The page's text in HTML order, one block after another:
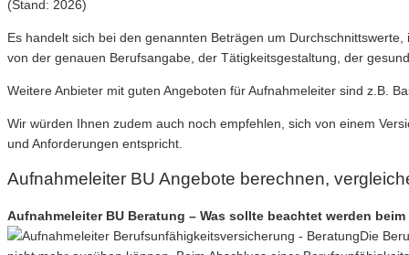
(Stand: 2026)
Es handelt sich bei den genannten Beträgen um
von der genauen Berufsangabe, der Tätigkeitsgestaltung, der
Weitere Anbieter mit guten Angeboten für Aufnahmeleiter sind z.B.
Wir würden Ihnen zudem auch noch empfehlen, sich von einem
und Anforderungen entspricht.
Aufnahmeleiter BU Angebote berechnen,
Aufnahmeleiter BU Beratung – Was sollte beachtet werden
Die